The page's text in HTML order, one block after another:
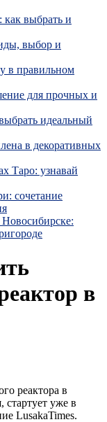
выбрать и
выбор и
в правильном
для прочных и
идеальный
в декоративных
Таро: узнавай
сочетание
в
реактора в
стартует уже в
LusakaTimes.